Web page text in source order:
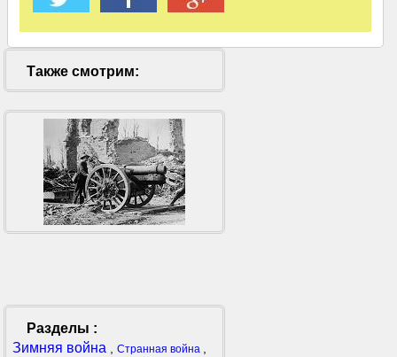
Также смотрим:
Разделы :
Зимняя война
Странная война